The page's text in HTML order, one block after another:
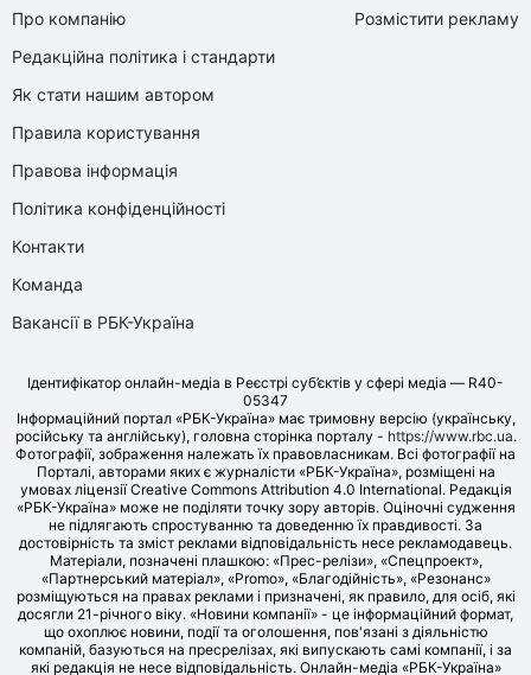
Про компанію
Редакційна політика і стандарти
Як стати нашим автором
Правила користування
Правова інформація
Політика конфіденційності
Контакти
Команда
Вакансії в РБК-Україна
Розмістити рекламу
Ідентифікатор онлайн-медіа в Реєстрі суб’єктів у сфері медіа — R40-
05347
Інформаційний портал «РБК-Україна» має тримовну версію (українську,
російську та англійську), головна сторінка порталу - https://www.rbc.ua.
Фотографії, зображення належать їх правовласникам. Всі фотографії на
Порталі, авторами яких є журналісти «РБК-Україна», розміщені на
умовах ліцензії Creative Commons Attribution 4.0 International. Редакція
«РБК-Україна» може не поділяти точку зору авторів. Оціночні судження
не підлягають спростуванню та доведенню їх правдивості. За
достовірність та зміст реклами відповідальність несе рекламодавець.
Матеріали, позначені плашкою: «Прес-релізи», «Спецпроект»,
«Партнерський матеріал», «Promo», «Благодійність», «Резонанс»
розміщуються на правах реклами і призначені, як правило, для осіб, які
досягли 21-річного віку. «Новини компанії» - це інформаційний формат,
що охоплює новини, події та оголошення, пов'язані з діяльністю
компаній, базуються на пресрелізах, які випускають самі компанії, і за
які редакція не несе відповідальність. Онлайн-медіа «РБК-Україна»